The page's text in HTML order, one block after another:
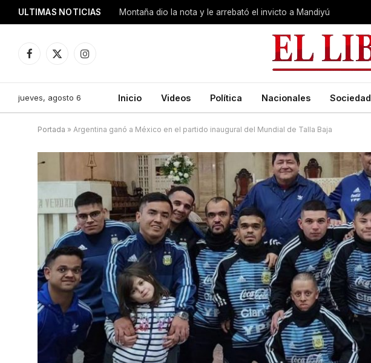
ULTIMAS NOTICIAS Montaña dio la nota y le arrebató el invicto a Mandiyú
Facebook
X
Instagram
jueves, agosto 6 Inicio Videos Política Nacionales Sociedad
Portada » Argentina ganó a México en el partido inaugural del Mundial de Talla Baja